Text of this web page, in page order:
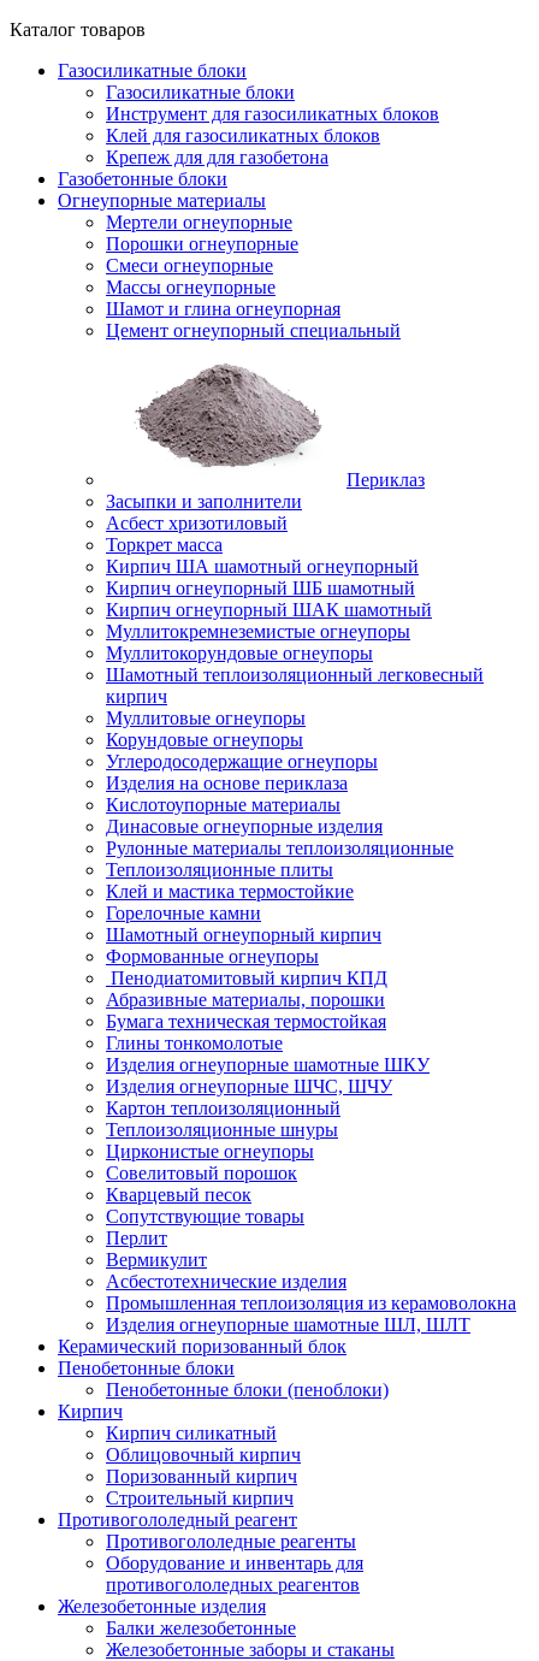
Каталог товаров
Газосиликатные блоки
Газосиликатные блоки
Инструмент для газосиликатных блоков
Клей для газосиликатных блоков
Крепеж для для газобетона
Газобетонные блоки
Огнеупорные материалы
Мертели огнеупорные
Порошки огнеупорные
Смеси огнеупорные
Массы огнеупорные
Шамот и глина огнеупорная
Цемент огнеупорный специальный
Периклаз
Засыпки и заполнители
Асбест хризотиловый
Торкрет масса
Кирпич ША шамотный огнеупорный
Кирпич огнеупорный ШБ шамотный
Кирпич огнеупорный ШАК шамотный
Муллито­­кремнеземистые огнеупоры
Муллито­корундовые огнеупоры
Шамотный тепло­изоляционный легковесный
кирпич
Муллитовые огнеупоры
Корундовые огнеупоры
Углеродо­содержащие огнеупоры
Изделия на основе периклаза
Кислотоупорные материалы
Динасовые огнеупорные изделия
Рулонные материалы теплоизоляционные
Тепло­изоляционные плиты
Клей и мастика термостойкие
Горелочные камни
Шамотный огнеупорный кирпич
Формованные огнеупоры
Пенодиатомитовый кирпич КПД
Абразивные материалы, порошки
Бумага техническая термостойкая
Глины тонкомолотые
Изделия огнеупорные шамотные ШКУ
Изделия огнеупорные ШЧС, ШЧУ
Картон теплоизоляционный
Теплоизоляционные шнуры
Цирконистые огнеупоры
Совелитовый порошок
Кварцевый песок
Сопутствующие товары
Перлит
Вермикулит
Асбесто­технические изделия
Промышленная теплоизоляция из керамоволокна
Изделия огнеупорные шамотные ШЛ, ШЛТ
Керамический поризованный блок
Пенобетонные блоки
Пенобетонные блоки (пеноблоки)
Кирпич
Кирпич силикатный
Облицовочный кирпич
Поризованный кирпич
Строительный кирпич
Противогололедный реагент
Противогололедные реагенты
Оборудование и инвентарь для
противогололедных реагентов
Железобетонные изделия
Балки железобетонные
Железобетонные заборы и стаканы